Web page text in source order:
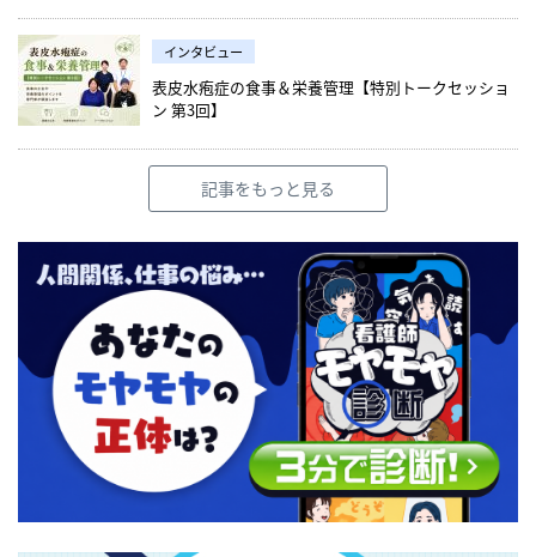
インタビュー
表皮水疱症の食事＆栄養管理【特別トークセッショ
ン 第3回】
記事をもっと見る